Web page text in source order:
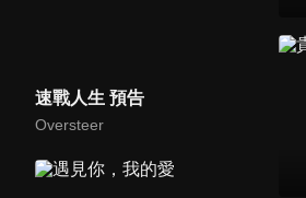
速戰人生 預告
Oversteer